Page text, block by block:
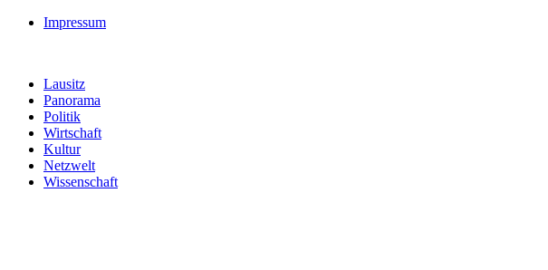
Impressum
Lausitz
Panorama
Politik
Wirtschaft
Kultur
Netzwelt
Wissenschaft